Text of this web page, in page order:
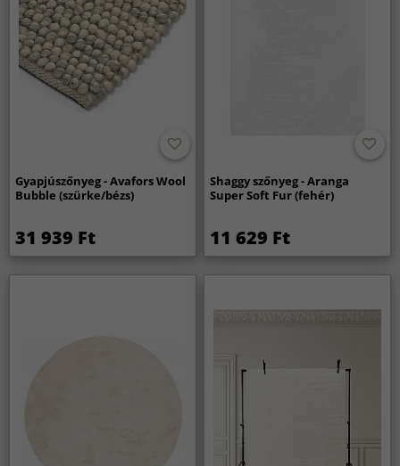
Gyapjúszőnyeg - Avafors Wool
Bubble (szürke/bézs)
31 939 Ft
Shaggy szőnyeg - Aranga
Super Soft Fur (fehér)
11 629 Ft